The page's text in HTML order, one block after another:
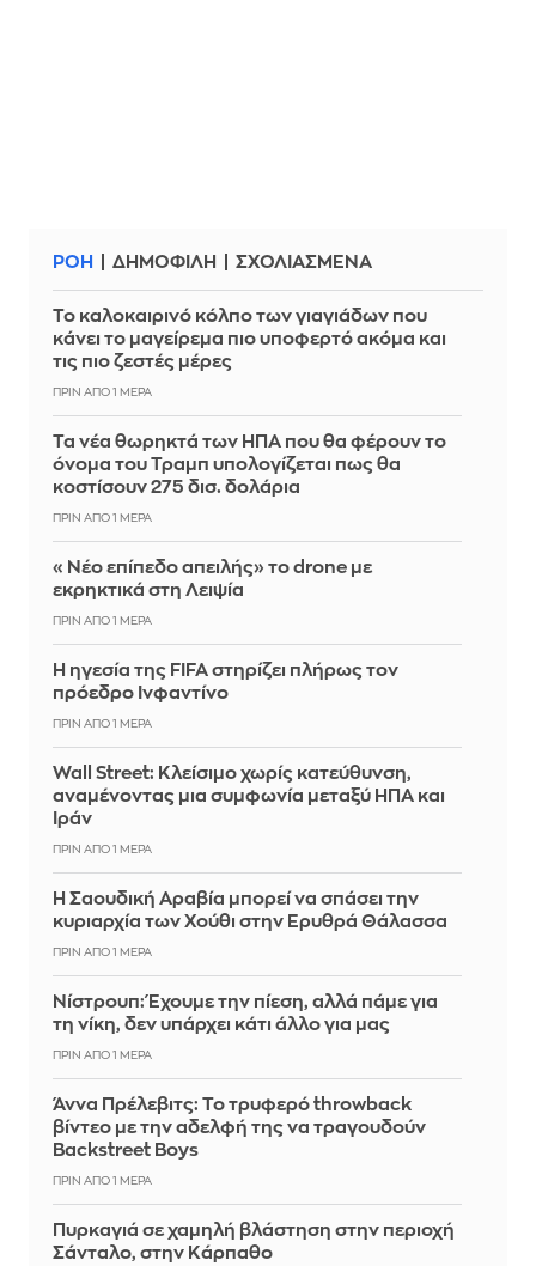
ΡΟΗ ΔΗΜΟΦΙΛΗ ΣΧΟΛΙΑΣΜΕΝΑ
Το καλοκαιρινό κόλπο των γιαγιάδων που
κάνει το μαγείρεμα πιο υποφερτό ακόμα και
τις πιο ζεστές μέρες
ΠΡΙΝ ΑΠΌ 1 ΜΈΡΑ
Τα νέα θωρηκτά των ΗΠΑ που θα φέρουν το
όνομα του Τραμπ υπολογίζεται πως θα
κοστίσουν 275 δισ. δολάρια
ΠΡΙΝ ΑΠΌ 1 ΜΈΡΑ
«Νέο επίπεδο απειλής» το drone με
εκρηκτικά στη Λειψία
ΠΡΙΝ ΑΠΌ 1 ΜΈΡΑ
Η ηγεσία της FIFA στηρίζει πλήρως τον
πρόεδρο Ινφαντίνο
ΠΡΙΝ ΑΠΌ 1 ΜΈΡΑ
Wall Street: Κλείσιμο χωρίς κατεύθυνση,
αναμένοντας μια συμφωνία μεταξύ ΗΠΑ και
Ιράν
ΠΡΙΝ ΑΠΌ 1 ΜΈΡΑ
Η Σαουδική Αραβία μπορεί να σπάσει την
κυριαρχία των Χούθι στην Ερυθρά Θάλασσα
ΠΡΙΝ ΑΠΌ 1 ΜΈΡΑ
Νίστρουπ: Έχουμε την πίεση, αλλά πάμε για
τη νίκη, δεν υπάρχει κάτι άλλο για μας
ΠΡΙΝ ΑΠΌ 1 ΜΈΡΑ
Άννα Πρέλεβιτς: Το τρυφερό throwback
βίντεο με την αδελφή της να τραγουδούν
Backstreet Boys
ΠΡΙΝ ΑΠΌ 1 ΜΈΡΑ
Πυρκαγιά σε χαμηλή βλάστηση στην περιοχή
Σάνταλο, στην Κάρπαθο